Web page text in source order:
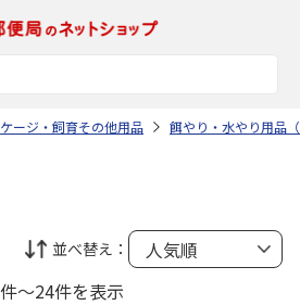
ケージ・飼育その他用品 餌やり・水やり用品
並べ替え：
～24件を表示